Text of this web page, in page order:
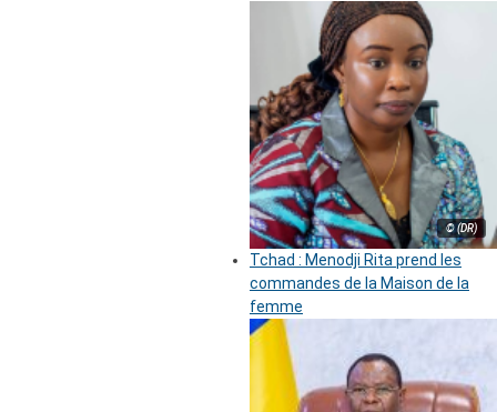
© (DR)
Tchad : Menodji Rita prend les
commandes de la Maison de la
femme